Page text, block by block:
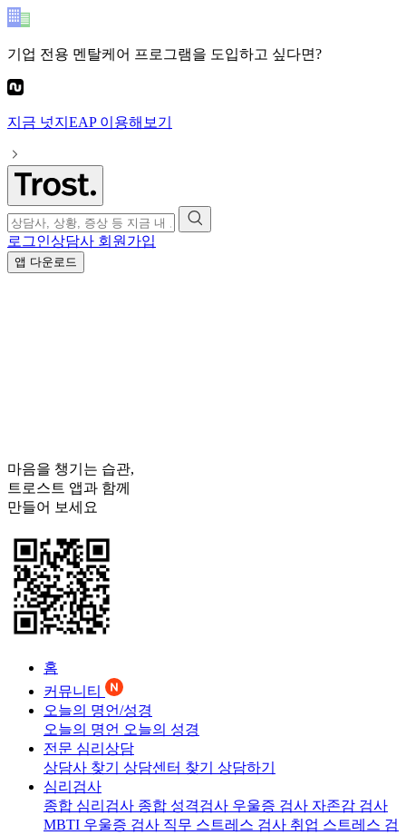
기업 전용 멘탈케어 프로그램을 도입하고 싶다면?
지금 넛지EAP이용해보기
로그인상담사 회원가입
앱 다운로드
마음을 챙기는 습관,
트로스트 앱과 함께
만들어 보세요
홈
커뮤니티
오늘의 명언/성경
오늘의 명언 오늘의 성경
전문 심리상담
상담사 찾기 상담센터 찾기 상담하기
심리검사
종합 심리검사 종합 성격검사 우울증 검사 자존감 검사
MBTI 우울증 검사 직무 스트레스 검사 취업 스트레스 검